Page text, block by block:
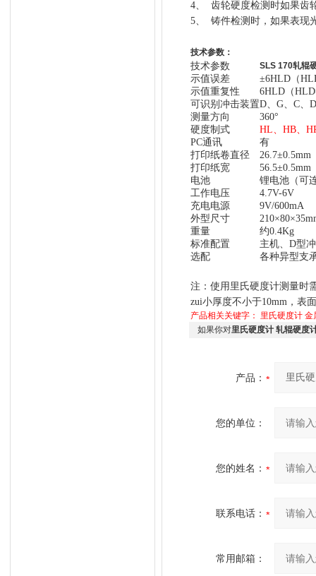
4、 齿轮硬度检测时如果齿
5、 铸件检测时，如果表现
技术参数：
技术参数 SLS 170轧辊
示值误差
±6HLD（
示值重复性
6HLD（
可识别冲击装置D、G、C、
测量方向
360°
硬度制式
HL、HB、
PC通讯
有
打印纸卷直径
26.7±0.5mm
打印纸宽
56.5±0.5mm
电池
锂电池（可
工作电压
4.7V-6V
充电电源
9V/600mA
外型尺寸
210×80×
重量
约0.4Kg
标准配置
主机、D型
选配
各种异型支
注：使用里氏硬度计测量时
zui小厚度不小于10mm，表
产品相关关键字： 里氏硬度计 金
如果你对里氏硬度计 轧辊硬度
产品：
您的单位：
您的姓名：
联系电话：
常用邮箱：